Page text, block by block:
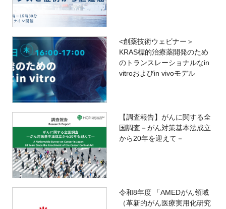
<創薬技術ウェビナー＞
KRAS標的治療薬開発のため
のトランスレーショナルなin
vitroおよびin vivoモデル
【調査報告】がんに関する全
国調査－がん対策基本法成立
から20年を迎えて－
令和8年度 「AMEDがん領域
（革新的がん医療実用化研究